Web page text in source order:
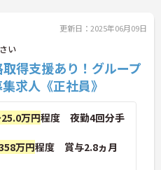
更新日：2025年06月09日
い
取得支援あり！グループ
求人《正社員》
万円程度 夜勤4回分手
万円程度 賞与2.8ヵ月